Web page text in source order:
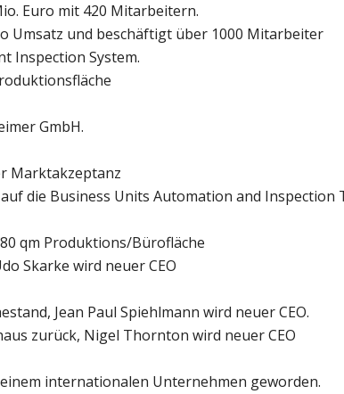
Euro mit 420 Mitarbeitern.
Umsatz und beschäftigt über 1000 Mitarbeiter
Inspection System.
GmbH.
Marktakzeptanz
die Business Units Automation and Inspection
qm Produktions/Bürofläche
Skarke wird neuer CEO
Jean Paul Spiehlmann wird neuer CEO.
zurück, Nigel Thornton wird neuer CEO
internationalen Unternehmen geworden.